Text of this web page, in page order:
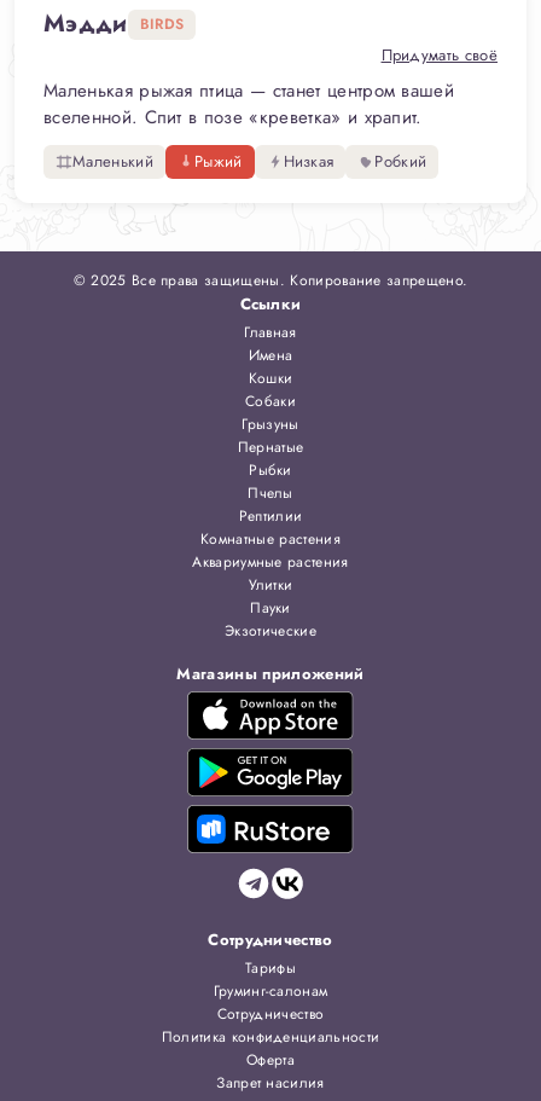
Мэдди BIRDS
Придумать своё
Маленькая рыжая птица — станет центром вашей
вселенной. Спит в позе «креветка» и храпит.
Маленький Рыжий Низкая Робкий
© 2025 Все права защищены. Копирование запрещено.
Ссылки
Главная
Имена
Кошки
Собаки
Грызуны
Пернатые
Рыбки
Пчелы
Рептилии
Комнатные растения
Аквариумные растения
Улитки
Пауки
Экзотические
Магазины приложений
Сотрудничество
Тарифы
Груминг-салонам
Сотрудничество
Политика конфиденциальности
Оферта
Запрет насилия